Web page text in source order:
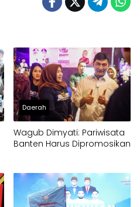
Daerah
Wagub Dimyati: Pariwisata
Banten Harus Dipromosikan